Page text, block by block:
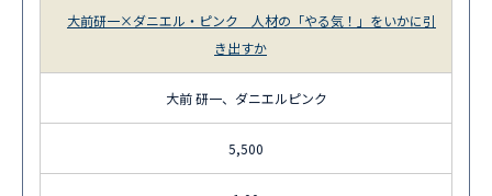
大前研一×ダニエル・ピンク 人材の「やる気！」をいかに引
き出すか
大前 研一、ダニエルピンク
5,500